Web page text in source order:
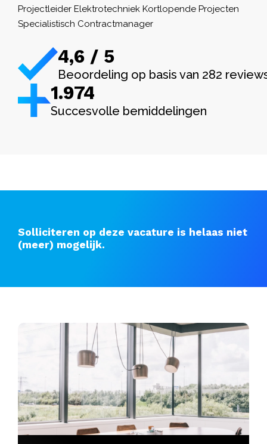
Projectleider Elektrotechniek Kortlopende Projecten
Specialistisch Contractmanager
4,6 / 5
Beoordeling op basis van 282
1.982
Succesvolle bemiddelingen
Solliciteren op deze vacature is helaas niet
(meer) mogelijk.